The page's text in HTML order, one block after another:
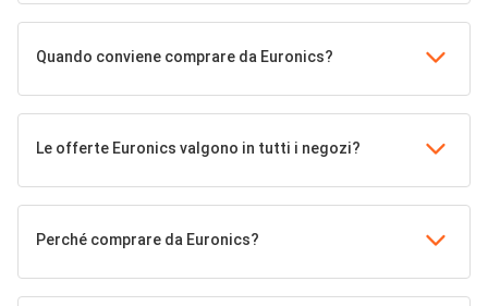
Quando conviene comprare da Euronics?
Le offerte Euronics valgono in tutti i negozi?
Perché comprare da Euronics?